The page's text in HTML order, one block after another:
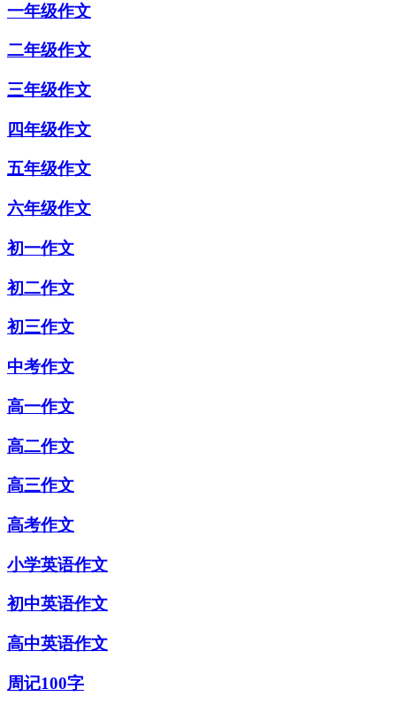
一年级作文
二年级作文
三年级作文
四年级作文
五年级作文
六年级作文
初一作文
初二作文
初三作文
中考作文
高一作文
高二作文
高三作文
高考作文
小学英语作文
初中英语作文
高中英语作文
周记100字